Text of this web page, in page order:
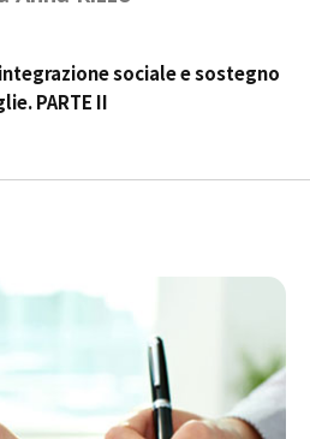
sociale e sostegno
PARTE II